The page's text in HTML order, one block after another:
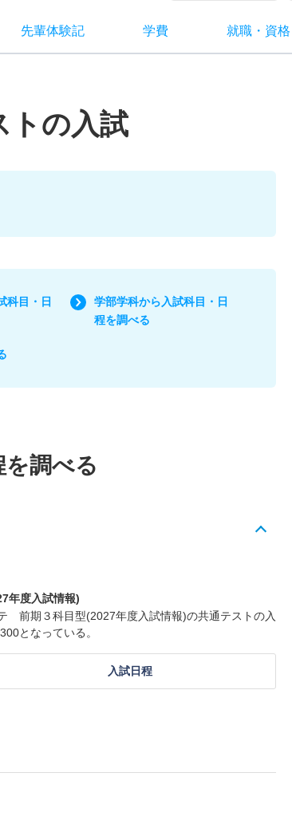
先輩体験記 学費 就職・ 資格
トの入試
科目・日
学部学科から入試科目・日
程を調べる
調べる
年度入試情報)
前期３科目型(2027年度入試情報)の共通テストの入
となっている。
入試日程